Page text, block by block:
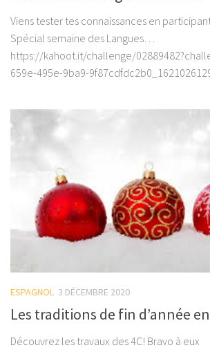
Viens tester tes connaissances en
Spécial semaine des Langues…
https://kahoot.it/challenge/
659e-495e-9ba9-
ESPAGNOL 3 DÉCEMBRE 2020
Les traditions de fin d’année
Découvrez les travaux des 4C! Bravo à eux